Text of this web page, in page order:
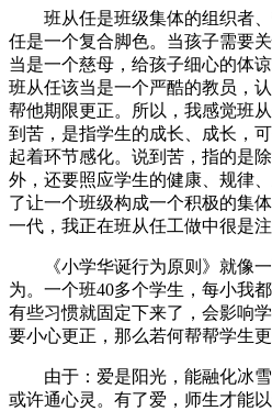
班从任是班级集体的组织者、
任是一个复合脚色。当孩子需要
当是一个慈母，给孩子细心的体
班从任该当是一个严酷的教员，
帮他期限更正。所以，我感觉班
到苦，是指学生的成长、成长，
起着环节感化。说到苦，指的是
外，还要照应学生的健康、规律
了让一个班级构成一个积极的集
一代，我正在班从任工做中很是注
《小学华诞行为原则》就像一
为。一个班40多个学生，每小我
有些习惯就固定下来了，会影响
要小心更正，那么若何帮帮学生
由于：爱是阳光，能融化冰雪
或许通心灵。有了爱，师生才能